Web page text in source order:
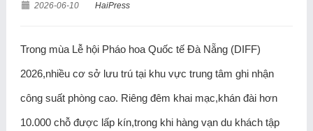
2026-06-10 HaiPress
Trong mùa Lễ hội Pháo hoa Quốc tế Đà Nẵng (DIFF)
2026,nhiều cơ sở lưu trú tại khu vực trung tâm ghi nhận
công suất phòng cao. Riêng đêm khai mạc,khán đài hơn
10.000 chỗ được lấp kín,trong khi hàng vạn du khách tập